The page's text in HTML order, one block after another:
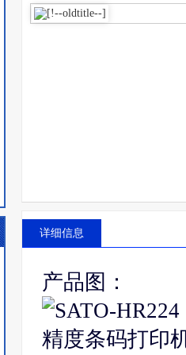
详细信息
产品图：